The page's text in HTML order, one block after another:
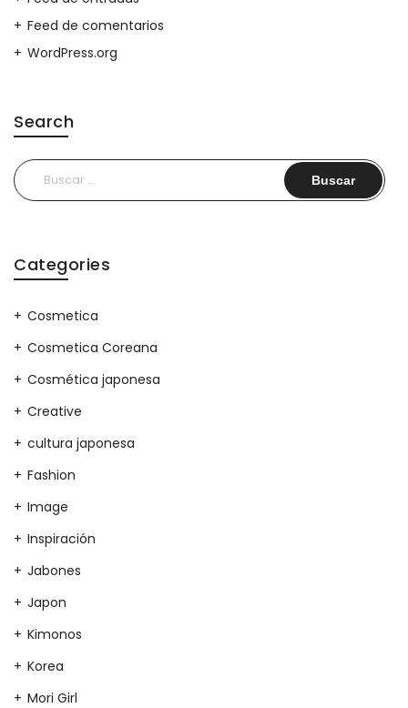
Feed de comentarios
WordPress.org
Search
Buscar:
Categories
Cosmetica
Cosmetica Coreana
Cosmética japonesa
Creative
cultura japonesa
Fashion
Image
Inspiración
Jabones
Japon
Kimonos
Korea
Mori Girl